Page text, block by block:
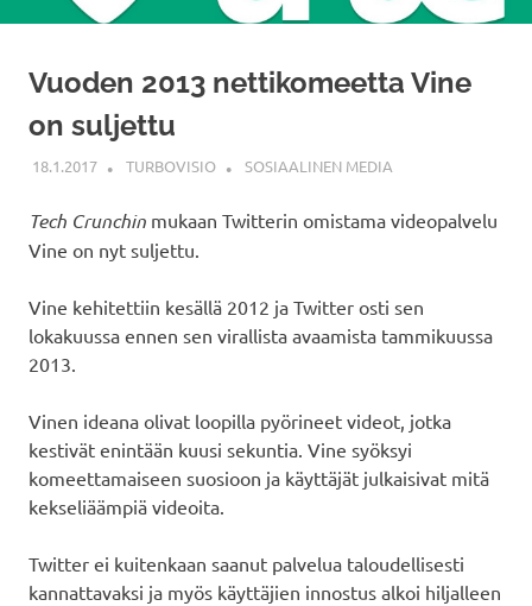
Vuoden 2013 nettikomeetta Vine
on suljettu
18.1.2017 TURBOVISIO SOSIAALINEN MEDIA
Tech Crunchin mukaan Twitterin omistama videopalvelu
Vine on nyt suljettu.
Vine kehitettiin kesällä 2012 ja Twitter osti sen
lokakuussa ennen sen virallista avaamista tammikuussa
2013.
Vinen ideana olivat loopilla pyörineet videot, jotka
kestivät enintään kuusi sekuntia. Vine syöksyi
komeettamaiseen suosioon ja käyttäjät julkaisivat mitä
kekseliäämpiä videoita.
Twitter ei kuitenkaan saanut palvelua taloudellisesti
kannattavaksi ja myös käyttäjien innostus alkoi hiljalleen